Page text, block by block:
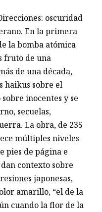
oscuridad
En la primera
la bomba atómica
fruto de una
de una década,
haikus sobre el
inocentes y se
secuelas,
La obra, de 235
múltiples niveles
pies de página e
contexto sobre
japonesas,
amarillo, “el de la
cuando la flor de la